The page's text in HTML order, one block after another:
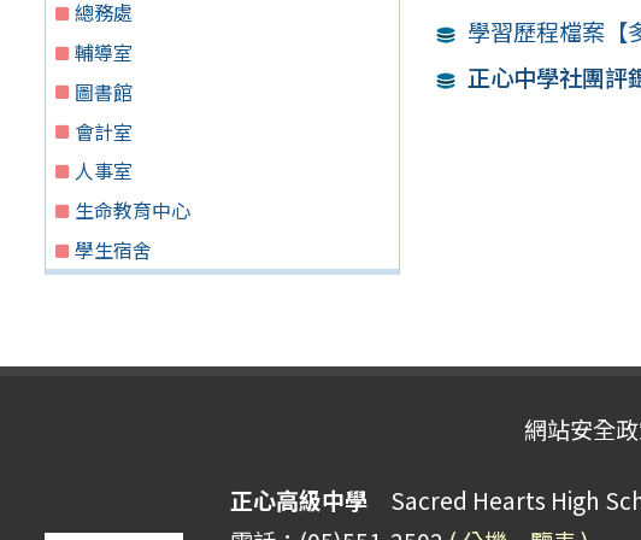
總務處
輔導室
圖書館
會計室
人事室
生命教育中心
學生宿舍
學習歷程檔案【
正心中學社團評
網站安全
正心高級中學Sacred Hearts High